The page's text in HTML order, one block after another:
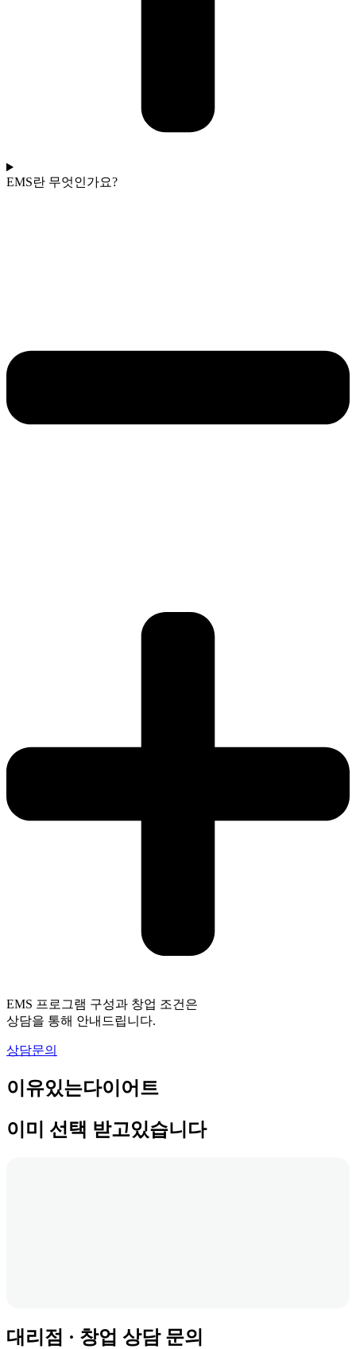
EMS란 무엇인가요?
EMS 프로그램 구성과 창업 조건은
상담을 통해 안내드립니다.
상담문의
이유있는다이어트
이미 선택 받고있습니다
대리점 · 창업 상담 문의